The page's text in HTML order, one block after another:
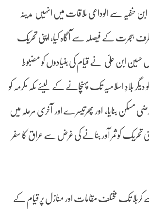
ابن حنفیہ سے الوداعی ملاقات میں انہیں مدینہ
طرف ہجرت کے فیصلہ سے آگاہ کیا، اپنی تحریک
ابن علیؐ نے قیام کی بنیادوں کو مضبوط
دیگر بلادِ اسلامیہ تک پہنچانے کے لیئے مکہ مکرمہ کو
مسکن بنایا، اور پھرتیسرے اور آخری مرحلہ میں
تحریک کو ثمر آور بنانے کی غرض سے عراق کا سفر
کربلا تک مختلف مقامات اور منازل پر قیام کے